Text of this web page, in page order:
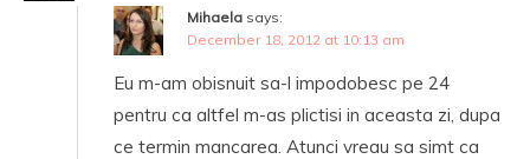
Mihaela says:
December 18, 2012 at 10:13 am
Eu m-am obisnuit sa-l impodobesc pe 24
pentru ca altfel m-as plictisi in aceasta zi, dupa
ce termin mancarea. Atunci vreau sa simt ca